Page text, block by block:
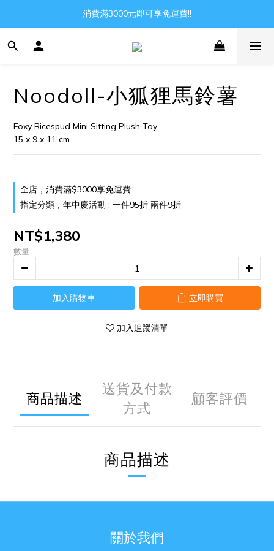
Gather all the joys in the world
消費滿3000元即可享免運費!!
Gather all the joys in the world
Noodoll-小狐狸馬鈴薯
Foxy Ricespud Mini Sitting Plush Toy
15 x 9 x 11 cm
全店，消費滿$3000享免運費
指定分類，年中慶活動 : 一件95折 兩件9折
NT$1,380
數量
加入購物車 立即購買
加入追蹤清單
商品描述
送貨及付款
方式
顧客評價
商品描述
關於我們